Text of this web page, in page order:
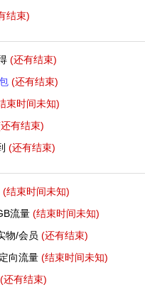
结束)
(还有结束)
(还有结束)
束时间未知)
有结束)
(还有结束)
(结束时间未知)
流量 (结束时间未知)
物/会员 (还有结束)
向流量 (结束时间未知)
(还有结束)